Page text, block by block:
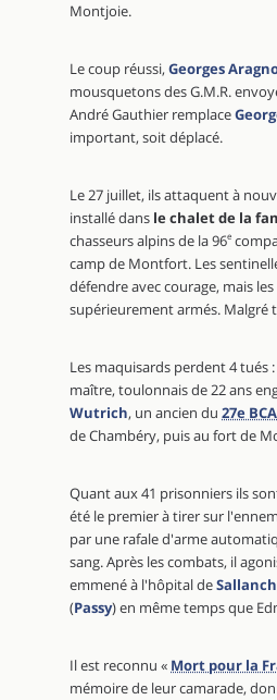
Montjoie.
Le coup réussi,Georges
mousquetons des G.M.R.
André Gauthier remplace
important, soit déplacé.
Le 27 juillet, ils attaquent à
installé dans le chalet de la
chasseurs alpins de la 96e
camp de Montfort. Les
défendre avec courage, mais
supérieurement armés. Malgré
Les maquisards perdent 4 tués
maître, toulonnais de 22 ans
Wutrich, un ancien du 27e BCA
de Chambéry, puis au fort de
Quant aux 41 prisonniers ils
été le premier à tirer sur
par une rafale d'arme
sang. Après les combats, il
emmené à l'hôpital de
(Passy) en même temps que
Il est reconnu « Mort pour la
mémoire de leur camarade,